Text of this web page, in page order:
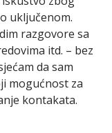
uključenom.
razgovore sa
itd. – bez
da sam
mogućnost za
kontakata.